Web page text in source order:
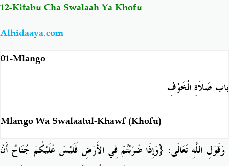
12-Kitabu Cha Swalaah Ya Khofu
Alhidaaya.com
01-Mlango
باب صَلاَةِ الْخَوْفِ
Mlango Wa Swalaatul-Khawf (Khofu)
وَقَوْلِ اللَّهِ تَعَالَى: {وَإِذَا ضَرَبْتُمْ فِي الأَرْضِ فَلَيْسَ عَلَيْكُمْ جُنَاحٌ أَنْ